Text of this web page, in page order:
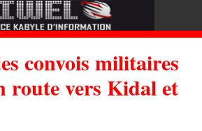
convois militaires
route vers Kidal et